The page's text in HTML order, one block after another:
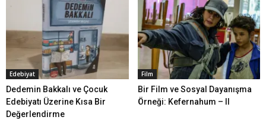
Edebiyat
Dedemin Bakkalı ve Çocuk
Edebiyatı Üzerine Kısa Bir
Değerlendirme
Film
Bir Film ve Sosyal Dayanışma
Örneği: Kefernahum – II